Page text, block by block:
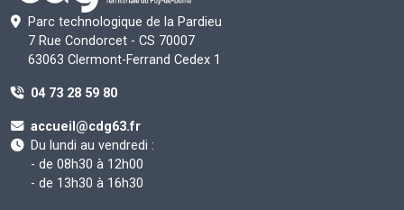
Parc technologique de la Pardieu
7 Rue Condorcet - CS 70007
63063 Clermont-Ferrand Cedex 1
04 73 28 59 80
accueil@cdg63.fr
Du lundi au vendredi :
- de 08h30 à 12h00
- de 13h30 à 16h30